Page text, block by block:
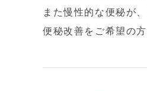
また慢性的な便秘が
便秘改善をご希望の